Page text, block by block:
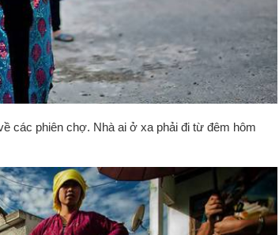
các phiên chợ. Nhà ai ở xa phải đi từ đêm hôm